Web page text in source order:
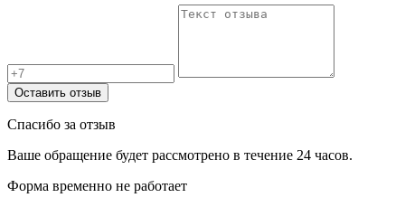
Оставить отзыв
Спасибо за отзыв
Ваше обращение будет рассмотрено в течение 24 часов.
Форма временно не работает